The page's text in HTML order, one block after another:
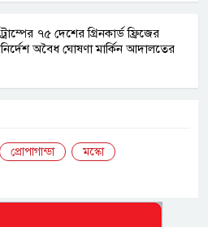
ট্রাম্পের ৭৫ দেশের গ্রিনকার্ড ফ্রিজের
নির্দেশ অবৈধ ঘোষণা মার্কিন আদালতের
প্রোপাগান্ডা
মস্কো